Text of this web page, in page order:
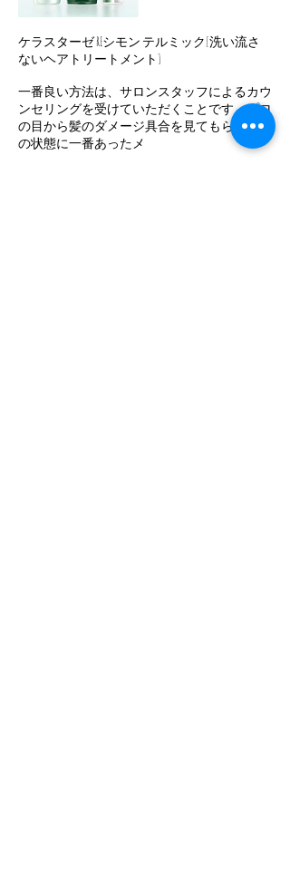
ケラスターゼ REシモン テルミック[洗い流さ
ないヘアトリートメント]
一番良い方法は、サロンスタッフによるカウ
ンセリングを受けていただくことです。プロ
の目から髪のダメージ具合を見てもらい、そ
の状態に一番あったメ